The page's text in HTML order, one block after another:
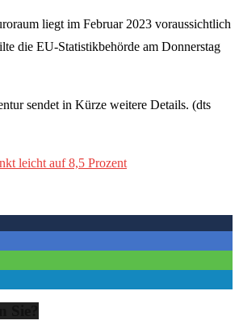
liegt im Februar 2023 voraussichtlich
die EU-Statistikbehörde am Donnerstag
sendet in Kürze weitere Details. (dts
leicht auf 8,5 Prozent